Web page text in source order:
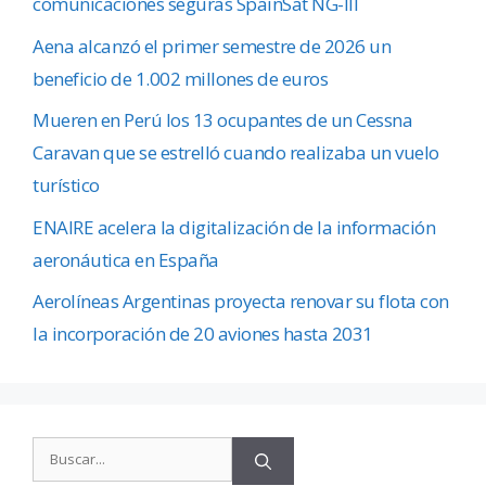
Aena alcanzó el primer semestre de 2026 un
beneficio de 1.002 millones de euros
Mueren en Perú los 13 ocupantes de un Cessna
Caravan que se estrelló cuando realizaba un vuelo
turístico
ENAIRE acelera la digitalización de la información
aeronáutica en España
Aerolíneas Argentinas proyecta renovar su flota con
la incorporación de 20 aviones hasta 2031